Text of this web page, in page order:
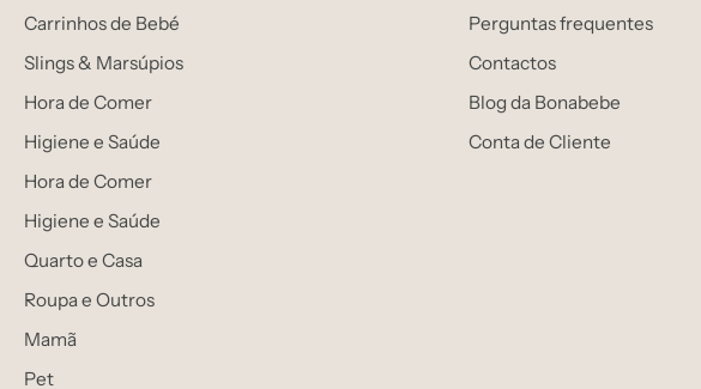
Carrinhos de Bebé
Slings & Marsúpios
Hora de Comer
Higiene e Saúde
Hora de Comer
Higiene e Saúde
Quarto e Casa
Roupa e Outros
Mamã
Pet
Perguntas frequentes
Contactos
Blog da Bonabebe
Conta de Cliente